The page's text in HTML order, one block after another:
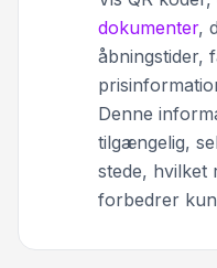
dokumenter,
åbningstider,
Denne
tilgængelig,
stede, hvilket
forbedrer